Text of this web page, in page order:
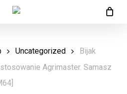
Uncategorized
Bijak
Agrimaster. Samasz